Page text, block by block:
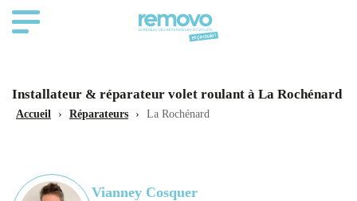
Installateur & réparateur volet roulant à La Rochénard
Accueil › Réparateurs › La Rochénard
Vianney Cosquer